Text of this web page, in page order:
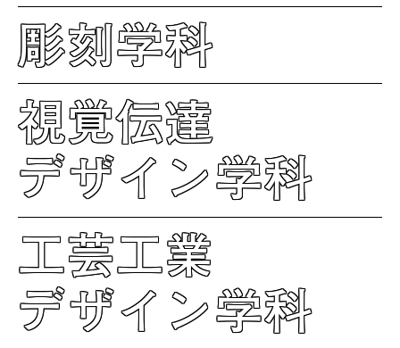
彫刻学科
視覚伝達
デザイン学科
工芸工業
デザイン学科